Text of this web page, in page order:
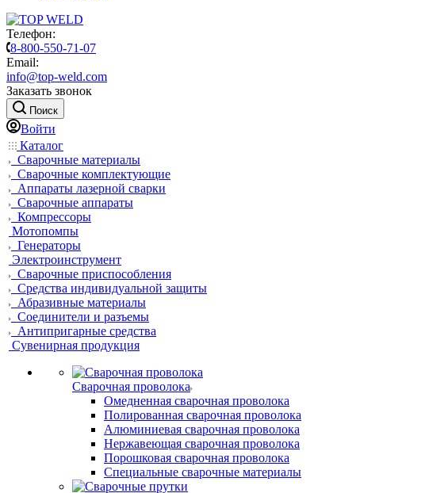
Телефон:
8-800-550-71-07
Email:
info@top-weld.com
Заказать звонок
Поиск
Войти
Каталог
Сварочные материалы
Сварочные комплектующие
Аппараты лазерной сварки
Сварочные аппараты
Компрессоры
Мотопомпы
Генераторы
Электроинструмент
Сварочные приспособления
Средства индивидуальной защиты
Абразивные материалы
Соединители и разъемы
Антипригарные средства
Сувенирная продукция
Сварочная проволока
Омедненная сварочная проволока
Полированная сварочная проволока
Алюминиевая сварочная проволока
Нержавеющая сварочная проволока
Порошковая сварочная проволока
Специальные сварочные материалы